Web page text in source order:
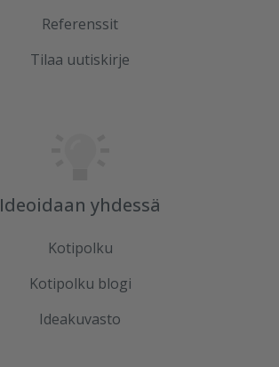
Referenssit
Tilaa uutiskirje
Ideoidaan yhdessä
Kotipolku
Kotipolku blogi
Ideakuvasto